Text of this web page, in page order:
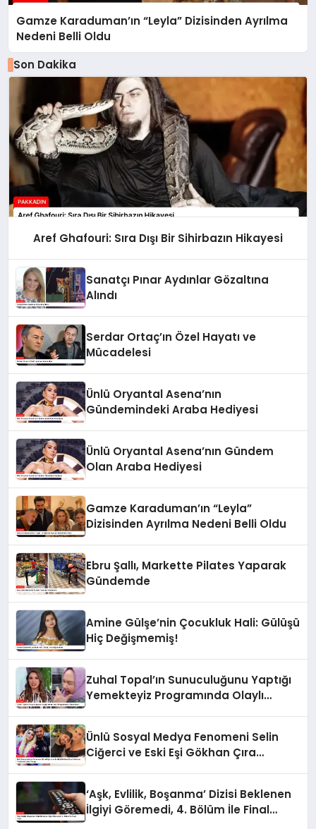
Gamze Karaduman’ın “Leyla” Dizisinden Ayrılma
Nedeni Belli Oldu
Son Dakika
Aref Ghafouri: Sıra Dışı Bir Sihirbazın Hikayesi
Sanatçı Pınar Aydınlar Gözaltına
Alındı
Serdar Ortaç’ın Özel Hayatı ve
Mücadelesi
Ünlü Oryantal Asena’nın
Gündemindeki Araba Hediyesi
Ünlü Oryantal Asena’nın Gündem
Olan Araba Hediyesi
Gamze Karaduman’ın “Leyla”
Dizisinden Ayrılma Nedeni Belli Oldu
Ebru Şallı, Markette Pilates Yaparak
Gündemde
Amine Gülşe’nin Çocukluk Hali: Gülüşü
Hiç Değişmemiş!
Zuhal Topal’ın Sunuculuğunu Yaptığı
Yemekteyiz Programında Olaylı
Ünlü Sosyal Medya Fenomeni Selin
Ciğerci ve Eski Eşi Gökhan Çıra
‘Aşk, Evlilik, Boşanma’ Dizisi Beklenen
İlgiyi Göremedi, 4. Bölüm İle Final